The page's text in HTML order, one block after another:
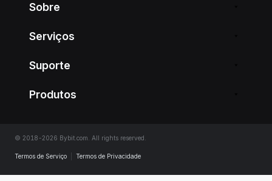
Sobre
Serviços
Suporte
Produtos
© 2018-2026 Bybit.com. All rights reserved.
Termos de Serviço Termos de Privacidade